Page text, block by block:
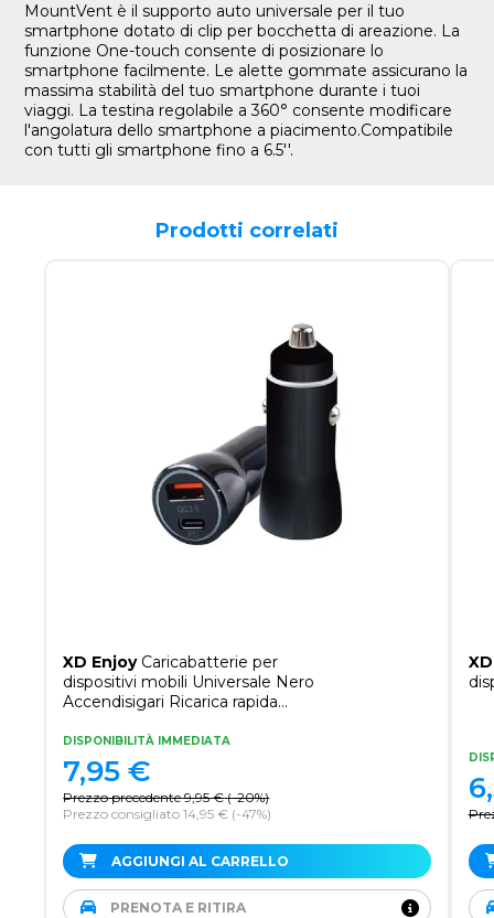
MountVent è il supporto auto universale per il tuo
smartphone dotato di clip per bocchetta di areazione. La
funzione One-touch consente di posizionare lo
smartphone facilmente. Le alette gommate assicurano la
massima stabilità del tuo smartphone durante i tuoi
viaggi. La testina regolabile a 360° consente modificare
l'angolatura dello smartphone a piacimento.Compatibile
con tutti gli smartphone fino a 6.5''.
Prodotti correlati
XD EnjoyCaricabatterie per
dispositivi mobili Universale Nero
Accendisigari Ricarica rapida
DISPONIBILITÀ IMMEDIATA
Prezzo precedente 9,95 € (-20%)
Prezzo consigliato 14,95 € (-47%)
7,95 €
AGGIUNGI AL CARRELLO
PRENOTA E RITIRA